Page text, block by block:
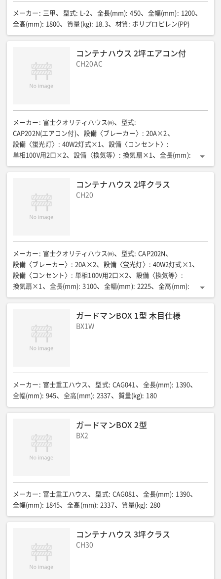
メーカー : 三甲 型式: L-2 全長(mm): 450 全幅(mm): 1200
全高(mm): 1800 質量(kg): 18.3 材質: ポリプロピレン(PP)
コンテナハウス 2坪エアコン付
CH20AC
メーカー : 富士クオリティハウス㈱ 型式:
CAP202N(エアコン付)
設備〈ブレーカー〉 : 20A×2
設備〈蛍光灯〉 : 40W2灯式×1 設備〈コンセント〉 :
単相100V用2口×2
設備〈換気等〉 : 換気扇×1 全長(mm):
3100
全幅(mm): 2225 全高(mm): 2455 室内高(mm): 2140
質量(kg): 651+エアコン重量
コンテナハウス 2坪クラス
CH20
メーカー : 富士クオリティハウス㈱ 型式: CAP202N
設備〈ブレーカー〉 : 20A×2 設備〈蛍光灯〉 : 40W2灯式×1
設備〈コンセント〉 : 単相100V用2口×2 設備〈換気等〉 :
換気扇×1
全長(mm): 3100 全幅(mm): 2225 全高(mm):
2455
室内高(mm): 2140 床面積(㎡): 6.5(1.9坪)
ガードマンBOX 1型 木目仕様
BX1W
メーカー : 富士重工ハウス 型式: CAG041 全長(mm): 1390
全幅(mm): 945 全高(mm): 2337 質量(kg): 180
ガードマンBOX 2型
BX2
メーカー : 富士重工ハウス 型式: CAG081 全長(mm): 1390
全幅(mm): 1845 全高(mm): 2337 質量(kg): 280
コンテナハウス 3坪クラス
CH30